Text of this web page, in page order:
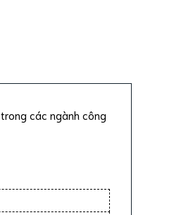
các ngành công